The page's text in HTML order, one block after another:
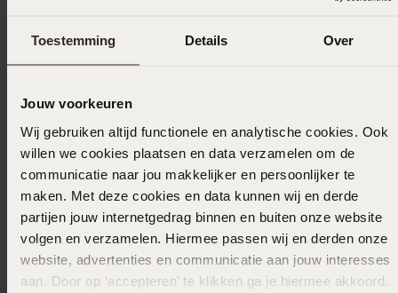
Toestemming Details Over
Jouw voorkeuren
Wij gebruiken altijd functionele en analytische cookies. Ook
willen we cookies plaatsen en data verzamelen om de
communicatie naar jou makkelijker en persoonlijker te
maken. Met deze cookies en data kunnen wij en derde
partijen jouw internetgedrag binnen en buiten onze website
volgen en verzamelen. Hiermee passen wij en derden onze
website, advertenties en communicatie aan jouw interesses
aan. Door op ‘accepteren’ te klikken ga je hiermee akkoord.
2e gratis 2e